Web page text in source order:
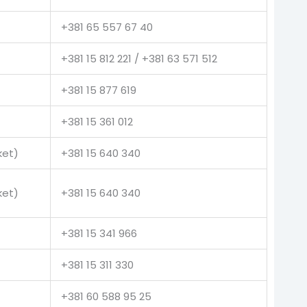
+381 65 557 67 40
+381 15 812 221 / +381 63 571 512
+381 15 877 619
+381 15 361 012
+381 15 640 340
+381 15 640 340
+381 15 341 966
+381 15 311 330
+381 60 588 95 25